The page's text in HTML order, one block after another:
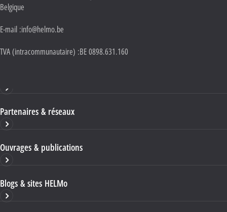
Belgique
E-mail :info@helmo.be
TVA (intracommunautaire) :BE 0898.631.160
Partenaires & réseaux
Ouvrages & publications
Blogs & sites HELMo